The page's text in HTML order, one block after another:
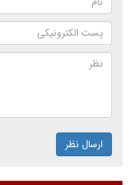
ارسال نظر